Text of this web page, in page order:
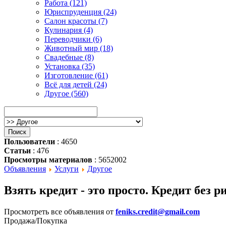
Работа (121)
Юриспруденция (24)
Салон красоты (7)
Кулинария (4)
Переводчики (6)
Животный мир (18)
Свадебные (8)
Установка (35)
Изготовление (61)
Всё для детей (24)
Другое (560)
Пользователи : 4650
Статьи : 476
Просмотры материалов : 5652002
Объявления
Услуги Другое
Взять кредит - это просто. Кредит без
Просмотреть все объявления от feniks.credit@gmail.com
Продажа/Покупка